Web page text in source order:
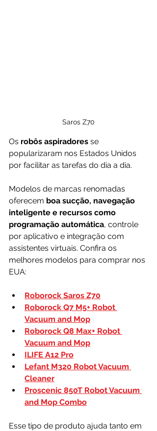
Saros Z70
Os robôs aspiradores se
popularizaram nos Estados Unidos
por facilitar as tarefas do dia a dia.
Modelos de marcas renomadas
oferecem boa sucção, navegação
inteligente e recursos como
programação automática, controle
por aplicativo e integração com
assistentes virtuais. Confira os
melhores modelos para comprar nos
EUA:
Roborock Saros Z70
Roborock Q7 M5+ Robot
Vacuum and Mop
Roborock Q8 Max+ Robot
Vacuum and Mop
ILIFE A12 Pro
Lefant M320 Robot Vacuum
Cleaner
Proscenic 850T Robot Vacuum
and Mop Combo
Esse tipo de produto ajuda tanto em